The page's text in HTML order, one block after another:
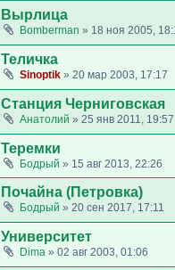
Вырлица
Bomberman » 18 ноя 2005,
Теличка
Sinoptik » 20 мар 2003, 17:17
Станция Черниговская
Анатолий » 25 янв 2011, 19:57
Теремки
Бодрый » 15 авг 2013, 22:26
Почайна (Петровка)
Бодрый » 20 сен 2017, 17:11
Университет
Dima » 02 авг 2003, 01:06